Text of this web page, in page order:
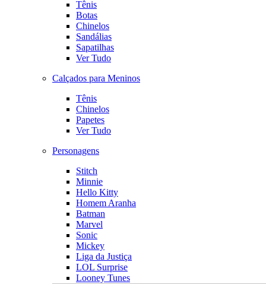
Tênis
Botas
Chinelos
Sandálias
Sapatilhas
Ver Tudo
Calçados para Meninos
Tênis
Chinelos
Papetes
Ver Tudo
Personagens
Stitch
Minnie
Hello Kitty
Homem Aranha
Batman
Marvel
Sonic
Mickey
Liga da Justiça
LOL Surprise
Looney Tunes